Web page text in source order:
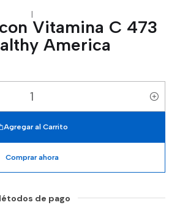
|
Vitamina C 473
America
Agregar al Carrito
Comprar ahora
de pago